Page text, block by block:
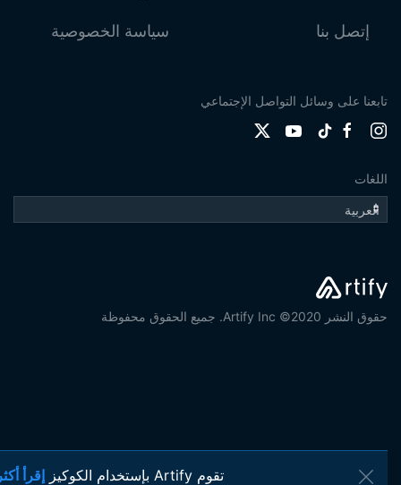
إتصل بنا سياسة الخصوصية
تابعنا على وسائل التواصل الإجتماعي
اللغات
حقوق النشر 2020© Artify Inc. جميع الحقوق محفوظة
تقوم Artify بإستخدام الكوكيز إقرأ أكثر